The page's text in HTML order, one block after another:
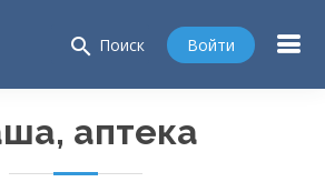
search Поиск Войти
аптека